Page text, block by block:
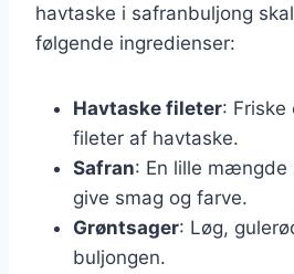
havtaske i safranbuljong
følgende ingredienser:
Havtaske fileter: Friske
fileter af havtaske.
Safran: En lille
give smag og farve.
Grøntsager: Løg,
buljongen.